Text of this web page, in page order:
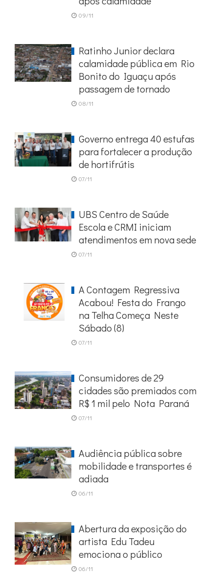
09/11
Ratinho Junior declara
calamidade pública em Rio
Bonito do Iguaçu após
passagem de tornado
08/11
Governo entrega 40 estufas
para fortalecer a produção
de hortifrútis
07/11
UBS Centro de Saúde
Escola e CRMI iniciam
atendimentos em nova sede
07/11
A Contagem Regressiva
Acabou! Festa do Frango
na Telha Começa Neste
Sábado (8)
07/11
Consumidores de 29
cidades são premiados com
R$ 1 mil pelo Nota Paraná
07/11
Audiência pública sobre
mobilidade e transportes é
adiada
06/11
Abertura da exposição do
artista Edu Tadeu
emociona o público
06/11